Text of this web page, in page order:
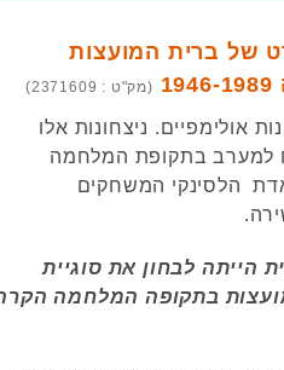
ברית המועצות
(מק"ט : 2371609)
ניצחונות אלו
בתקופת המלחמה
המשחקים
לבחון את סוגיית
בתקופה המלחמה הקרה